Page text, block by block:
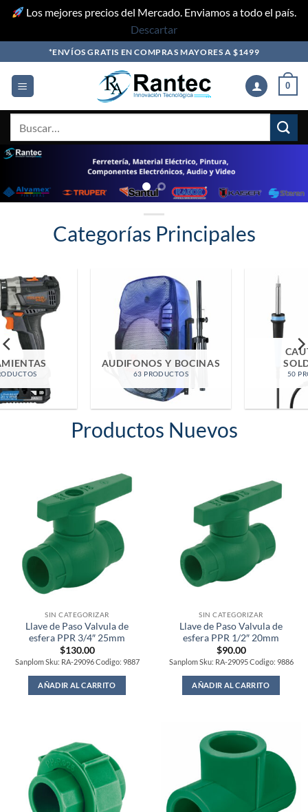
Los mejores precios del Mercado. Enviamos a todo el país.
Descartar
to
content
*ENVÍOS GRATIS EN COMPRAS MAYORES A $1499
0
Categorías Principales
AUDIFONOS Y BOCINAS
CAUTINES Y
SOLDADURA
Productos Nuevos
SIN CATEGORIZAR
Llave de Paso Valvula de
esfera PPR 3/4″ 25mm
$130.00
Sanplom Sku: RA-29096 Codigo: 9887
AÑADIR AL CARRITO
SIN CATEGORIZAR
Llave de Paso Valvula de
esfera PPR 1/2″ 20mm
$90.00
Sanplom Sku: RA-29095 Codigo: 9886
AÑADIR AL CARRITO